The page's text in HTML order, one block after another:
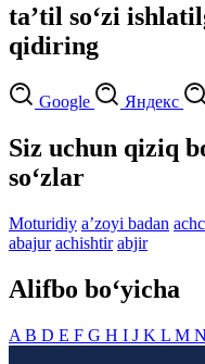
taʼtil so‘zi
qidiring
Google Яндекс
Siz uchun qiziq
so‘zlar
Moturidiy aʼzoyi badan
abajur achishtir abjir
Alifbo bo‘yicha
A B D E F G H I J K L M N